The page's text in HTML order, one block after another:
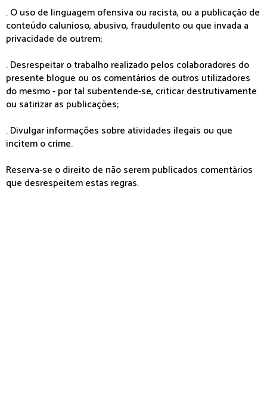
. O uso de linguagem ofensiva ou racista, ou a publicação de
conteúdo calunioso, abusivo, fraudulento ou que invada a
privacidade de outrem;
. Desrespeitar o trabalho realizado pelos colaboradores do
presente blogue ou os comentários de outros utilizadores
do mesmo - por tal subentende-se, criticar destrutivamente
ou satirizar as publicações;
. Divulgar informações sobre atividades ilegais ou que
incitem o crime.
Reserva-se o direito de não serem publicados comentários
que desrespeitem estas regras.